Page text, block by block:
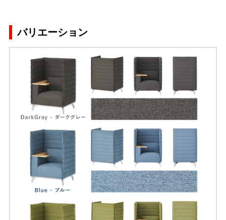
バリエーション